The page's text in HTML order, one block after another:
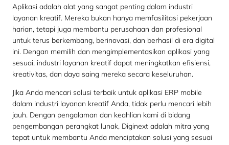
Aplikasi adalah alat yang sangat penting dalam industri
layanan kreatif. Mereka bukan hanya memfasilitasi pekerjaan
harian, tetapi juga membantu perusahaan dan profesional
untuk terus berkembang, berinovasi, dan berhasil di era digital
ini. Dengan memilih dan mengimplementasikan aplikasi yang
sesuai, industri layanan kreatif dapat meningkatkan efisiensi,
kreativitas, dan daya saing mereka secara keseluruhan.
Jika Anda mencari solusi terbaik untuk aplikasi ERP mobile
dalam industri layanan kreatif Anda, tidak perlu mencari lebih
jauh. Dengan pengalaman dan keahlian kami di bidang
pengembangan perangkat lunak, Diginext adalah mitra yang
tepat untuk membantu Anda menciptakan solusi yang sesuai